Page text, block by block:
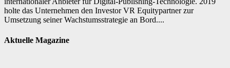
holte das Unternehmen den Investor VR Equitypartner zur
Umsetzung seiner Wachstumsstrategie an Bord....
Aktuelle Magazine